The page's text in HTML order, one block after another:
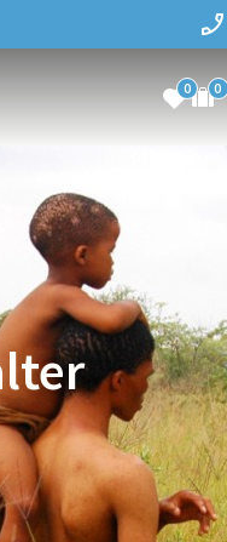
0 0